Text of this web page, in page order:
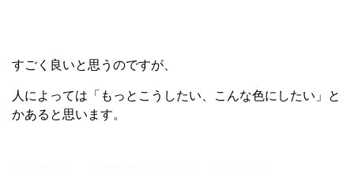
すごく良いと思うのですが、
人によっては「もっとこうしたい、こんな色にしたい」と
かあると思います。